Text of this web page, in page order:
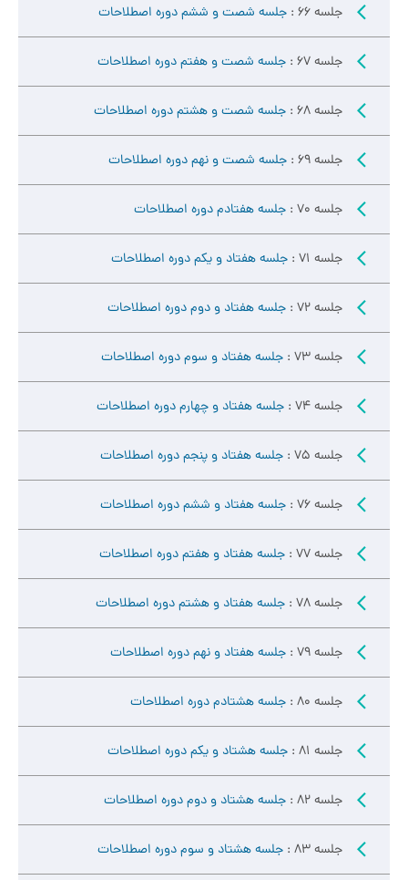
جلسه 66 : جلسه شصت و ششم دوره اصطلاحات
جلسه 67 : جلسه شصت و هفتم دوره اصطلاحات
جلسه 68 : جلسه شصت و هشتم دوره اصطلاحات
جلسه 69 : جلسه شصت و نهم دوره اصطلاحات
جلسه 70 : جلسه هفتادم دوره اصطلاحات
جلسه 71 : جلسه هفتاد و یکم دوره اصطلاحات
جلسه 72 : جلسه هفتاد و دوم دوره اصطلاحات
جلسه 73 : جلسه هفتاد و سوم دوره اصطلاحات
جلسه 74 : جلسه هفتاد و چهارم دوره اصطلاحات
جلسه 75 : جلسه هفتاد و پنجم دوره اصطلاحات
جلسه 76 : جلسه هفتاد و ششم دوره اصطلاحات
جلسه 77 : جلسه هفتاد و هفتم دوره اصطلاحات
جلسه 78 : جلسه هفتاد و هشتم دوره اصطلاحات
جلسه 79 : جلسه هفتاد و نهم دوره اصطلاحات
جلسه 80 : جلسه هشتادم دوره اصطلاحات
جلسه 81 : جلسه هشتاد و یکم دوره اصطلاحات
جلسه 82 : جلسه هشتاد و دوم دوره اصطلاحات
جلسه 83 : جلسه هشتاد و سوم دوره اصطلاحات